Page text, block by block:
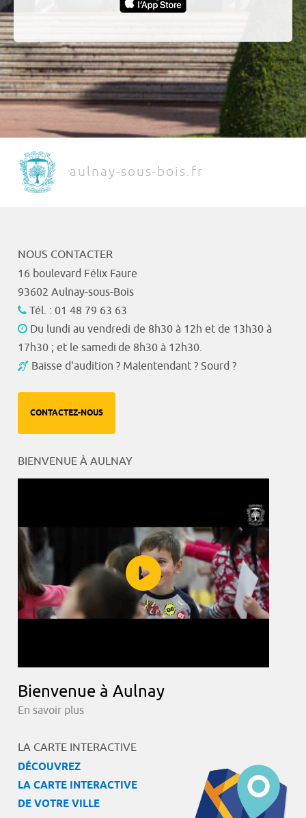
aulnay-sous-bois.fr
NOUS CONTACTER
16 boulevard Félix Faure
93602 Aulnay-sous-Bois
Tél. : 01 48 79 63 63
Du lundi au vendredi de 8h30 à 12h et de 13h30 à
17h30 ; et le samedi de 8h30 à 12h30.
Baisse d'audition ? Malentendant ? Sourd ?
CONTACTEZ-NOUS
BIENVENUE À AULNAY
Bienvenue à Aulnay
En savoir plus
LA CARTE INTERACTIVE
DÉCOUVREZ
LA CARTE INTERACTIVE
DE VOTRE VILLE